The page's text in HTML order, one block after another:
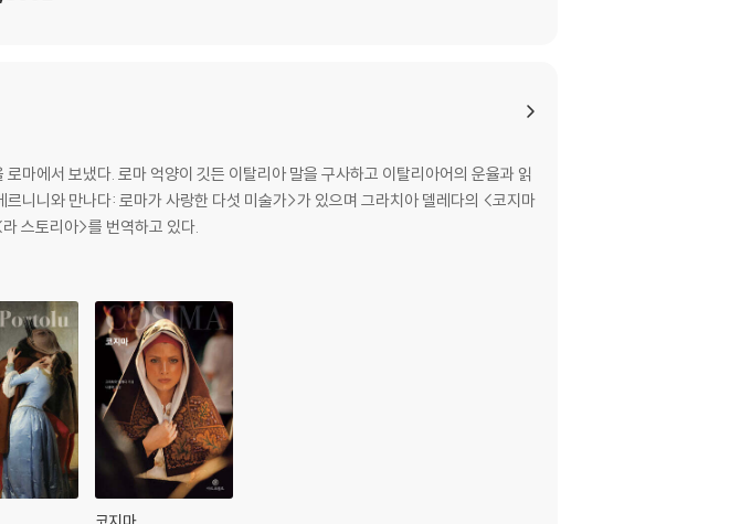
마에서 보냈다. 로마 억양이 깃든 이탈리아 말을 구사하고 이탈리아어의 운율과 읽
니니와 만나다: 로마가 사랑한 다섯 미술가>가 있으며 그라치아 델레다의 <코지마
스토리아>를 번역하고 있다.